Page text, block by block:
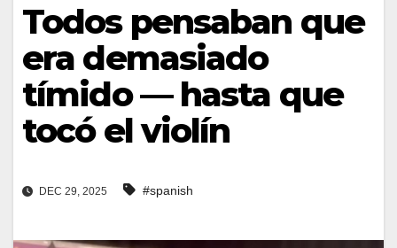
Todos pensaban que
era demasiado
tímido — hasta que
tocó el violín
DEC 29, 2025 #spanish